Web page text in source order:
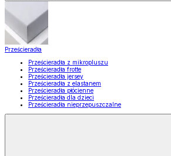
Prześcieradła
Prześcieradła z mikropluszu
Prześcieradła frotte
Prześcieradła jersey
Prześcieradła z elastanem
Prześcieradła płócienne
Prześcieradła dla dzieci
Prześcieradła nieprzepuszczalne